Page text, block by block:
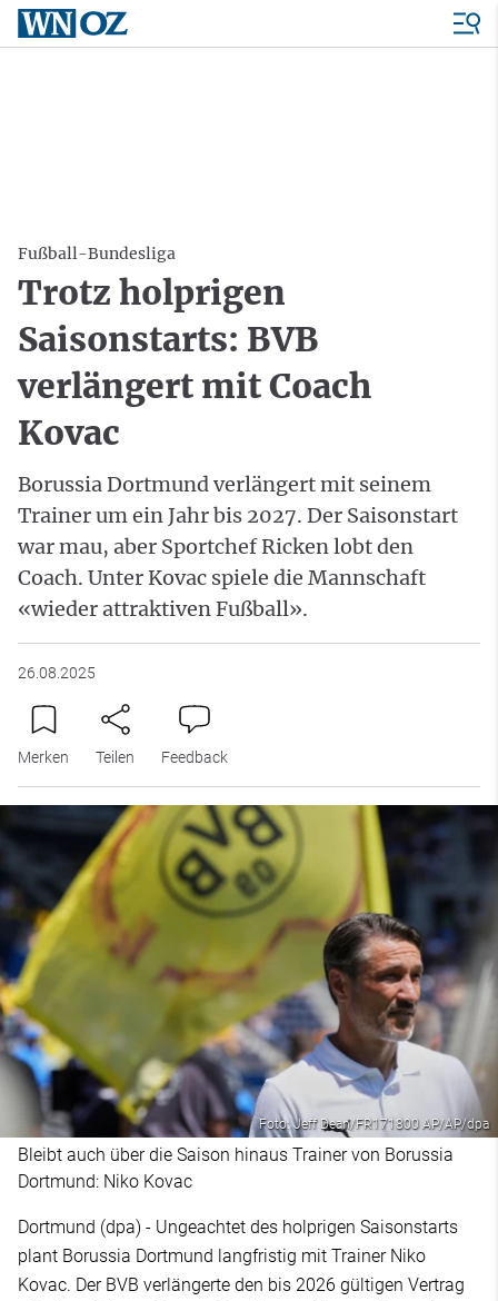
Fußball-Bundesliga
Trotz holprigen
Saisonstarts: BVB
verlängert mit Coach
Kovac
Borussia Dortmund verlängert mit seinem
Trainer um ein Jahr bis 2027. Der Saisonstart
war mau, aber Sportchef Ricken lobt den
Coach. Unter Kovac spiele die Mannschaft
«wieder attraktiven Fußball».
26.08.2025
Merken Teilen Feedback
Foto: Jeff Dean/FR171800 AP/AP/dpa
Bleibt auch über die Saison hinaus Trainer von Borussia
Dortmund: Niko Kovac
Dortmund (dpa) - Ungeachtet des holprigen Saisonstarts
plant Borussia Dortmund langfristig mit Trainer Niko
Kovac. Der BVB verlängerte den bis 2026 gültigen Vertrag